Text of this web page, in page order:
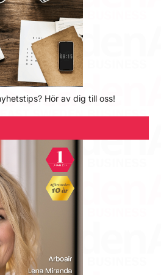
Hör av dig till oss!